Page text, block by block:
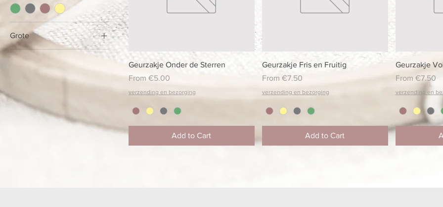
Grote
3 schepjes
Quick View
Geurzakje Onder de Sterren
From €5.00
Sale Price
verzending en bezorging
Add to Cart
Quick View
Geurzakje Fris en Fruitig
From €7.50
Sale Price
verzending en bezorging
Add to Cart
Geurzakje
From €7.50
Sale Price
verzending en